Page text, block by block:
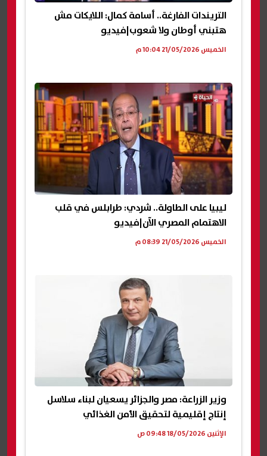
التريندات الفارغة.. أسامة كمال: اللايكات مش
هتبني أوطان ولا شعوب|فيديو
الخميس 21/05/2026 10:04 م
ليبيا على الطاولة.. شردي: طرابلس في قلب
الاهتمام المصري الآن|فيديو
الخميس 21/05/2026 08:39 م
وزير الزراعة: مصر والجزائر يسعيان لبناء سلاسل
إنتاج إقليمية لتحقيق الأمن الغذائي
الإثنين 18/05/2026 09:48 ص